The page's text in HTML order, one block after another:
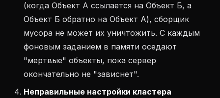
(когда Объект А ссылается на Объект Б, а
Объект Б обратно на Объект А), сборщик
мусора не может их уничтожить. С каждым
фоновым заданием в памяти оседают
"мертвые" объекты, пока сервер
окончательно не "зависнет".
Неправильные настройки кластера